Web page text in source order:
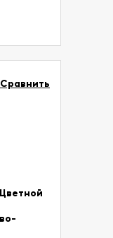
Сравнить